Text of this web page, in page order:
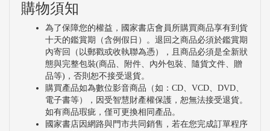
購物須知
為了保障您的權益，國家書店會員所購買商品享有到貨
十天的鑑賞期（含例假日）。退回之商品必須於鑑賞期
內寄回（以郵戳或收執聯為憑），且商品必須是全新狀
態與完整包裝(商品、附件、內外包裝、隨貨文件、贈
品等)，否則恕不接受退貨。
購買產品如為數位影音商品（如：CD、VCD、DVD、
電子書等），因受智慧財產權保護，恕無法接受退貨。
如有商品瑕疵，僅可更換相同產品。
國家書店因網路與門市共同銷售，若在您完成訂單程序